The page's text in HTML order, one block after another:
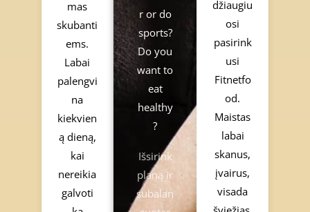
5
u
t
f
5
mas
skubanti
ems.
Labai
palengvi
na
kiekvien
ą dieną,
kai
nereikia
galvoti
r or do
sports?
Do you
want to
eat
healthy
?
Išsirink
planą ir
subalan
e
5
u
o
f
5
džiaugiu
osi
pasirink
usi
Fitnetfo
od.
Maistas
labai
skanus,
įvairus,
visada